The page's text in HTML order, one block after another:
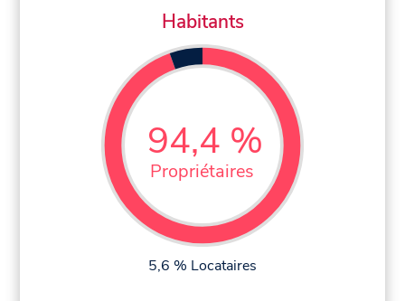
Habitants
94,4 %
Propriétaires
5,6 % Locataires